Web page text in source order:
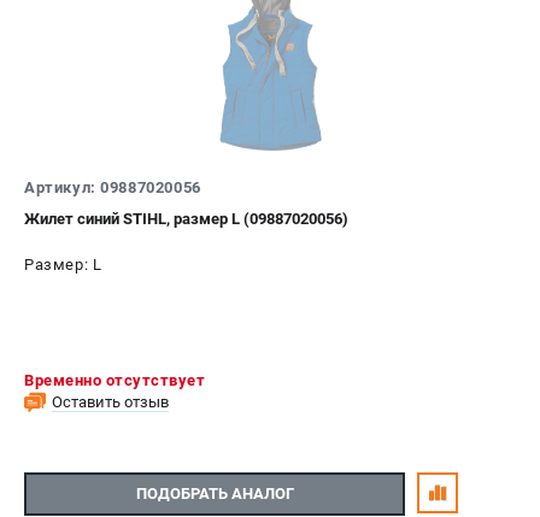
Артикул: 09887020056
Жилет синий STIHL, размер L (09887020056)
Размер: L
Временно отсутствует
Оставить отзыв
ПОДОБРАТЬ АНАЛОГ